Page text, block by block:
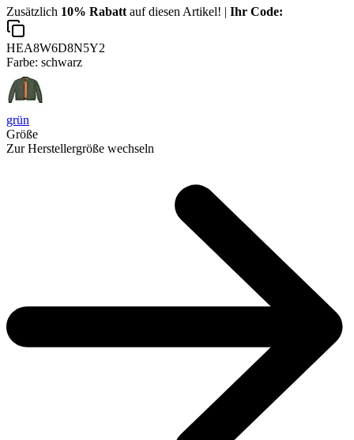
Zusätzlich 10% Rabatt auf diesen Artikel! | Ihr Code:
HEA8W6D8N5Y2
Farbe: schwarz
grün
Größe
Zur Herstellergröße wechseln